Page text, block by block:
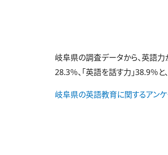
岐阜県の調査データから、英語力
28.3％、「英語を話す力」38.9％
岐阜県の英語教育に関するアン